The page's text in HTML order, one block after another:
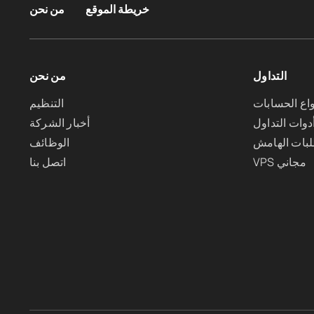
من نحن خريطة الموقع
من نحن
التنظيم
أخبار الشركة
الوظائف
اتصل بنا
التداول
الحسابات
التداول
الهامش
VPS مجاني